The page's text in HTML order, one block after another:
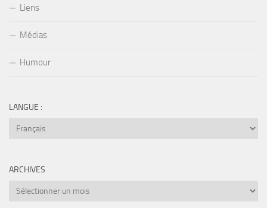
Liens
Médias
Humour
LANGUE :
ARCHIVES
Archives